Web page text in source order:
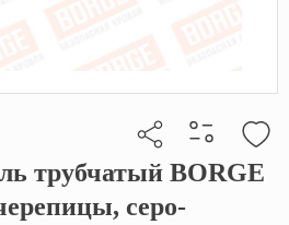
прямую ссылку
трубчатый BORGE
серо-